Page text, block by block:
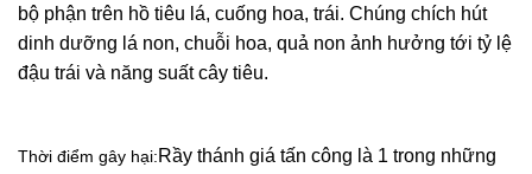
bộ phận trên hồ tiêu lá, cuống hoa, trái. Chúng chích hút
dinh dưỡng lá non, chuỗi hoa, quả non ảnh hưởng tới tỷ lệ
đậu trái và năng suất cây tiêu.
Thời điểm gây hại:Rầy thánh giá tấn công là 1 trong những